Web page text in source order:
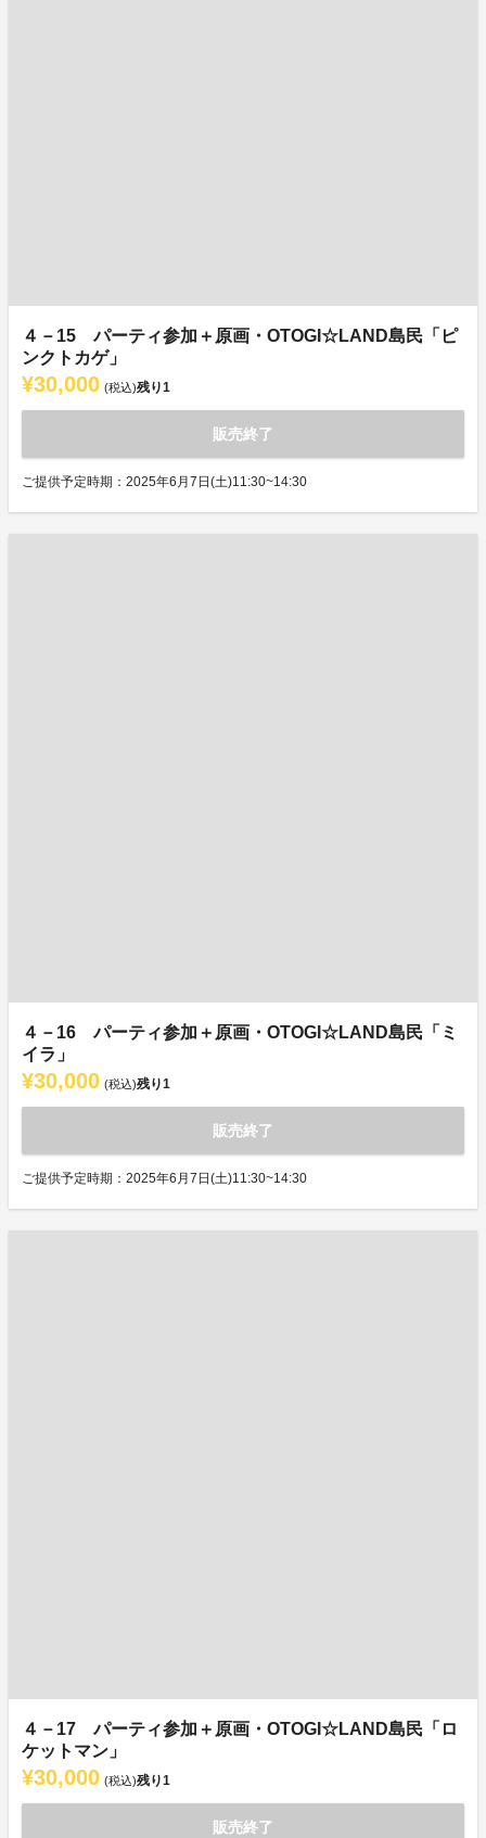
４－15 パーティ参加＋原画・OTOGI☆LAND島民「ピ
ンクトカゲ」
¥30,000 (税込)残り1
販売終了
ご提供予定時期：2025年6月7日(土)11:30~14:30
４－16 パーティ参加＋原画・OTOGI☆LAND島民「ミ
イラ」
¥30,000 (税込)残り1
販売終了
ご提供予定時期：2025年6月7日(土)11:30~14:30
４－17 パーティ参加＋原画・OTOGI☆LAND島民「ロ
ケットマン」
¥30,000 (税込)残り1
販売終了